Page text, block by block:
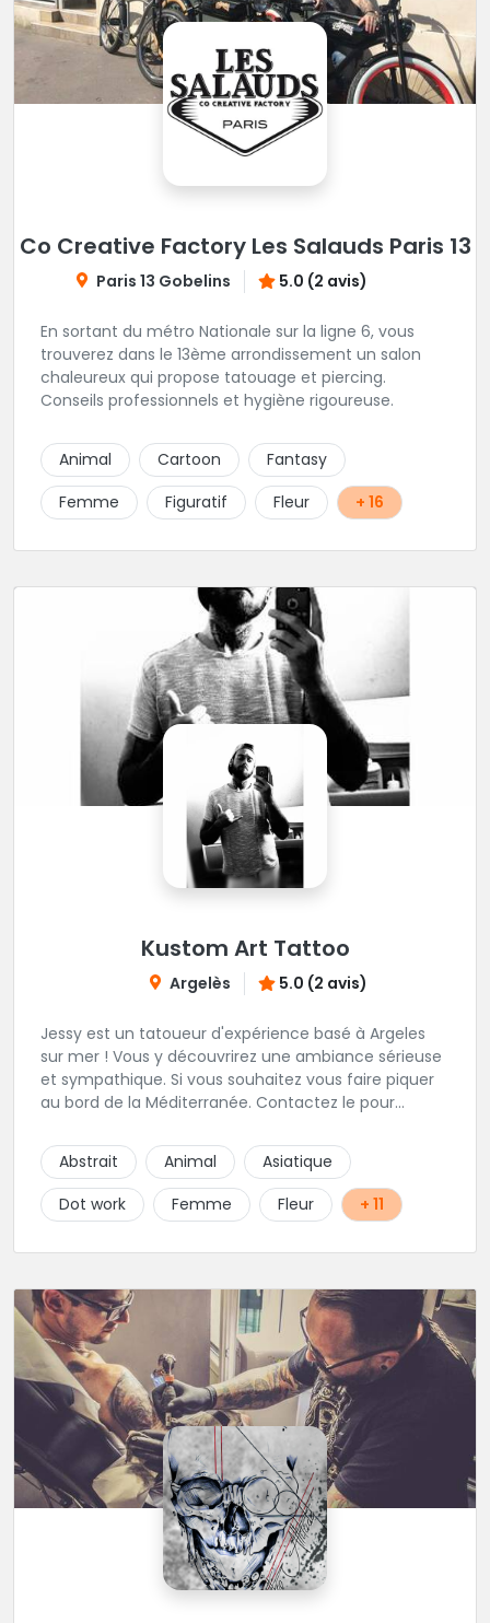
Co Creative Factory Les Salauds Paris 13
Paris 13 Gobelins 5.0 (2 avis)
En sortant du métro Nationale sur la ligne 6, vous
trouverez dans le 13ème arrondissement un salon
chaleureux qui propose tatouage et piercing.
Conseils professionnels et hygiène rigoureuse.
Animal Cartoon
Fantasy
Femme
Figuratif Fleur + 16
Kustom Art Tattoo
Argelès 5.0 (2 avis)
Jessy est un tatoueur d'expérience basé à Argeles
sur mer ! Vous y découvrirez une ambiance sérieuse
et sympathique. Si vous souhaitez vous faire piquer
au bord de la Méditerranée. Contactez le pour
Abstrait
Animal
Asiatique
Dot work
Femme Fleur + 11